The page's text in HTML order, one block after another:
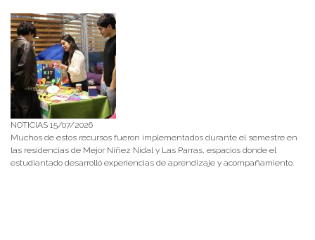
NOTICIAS 15/07/2026
Muchos de estos recursos fueron implementados durante el semestre en
las residencias de Mejor Niñez Nidal y Las Parras, espacios donde el
estudiantado desarrolló experiencias de aprendizaje y acompañamiento.